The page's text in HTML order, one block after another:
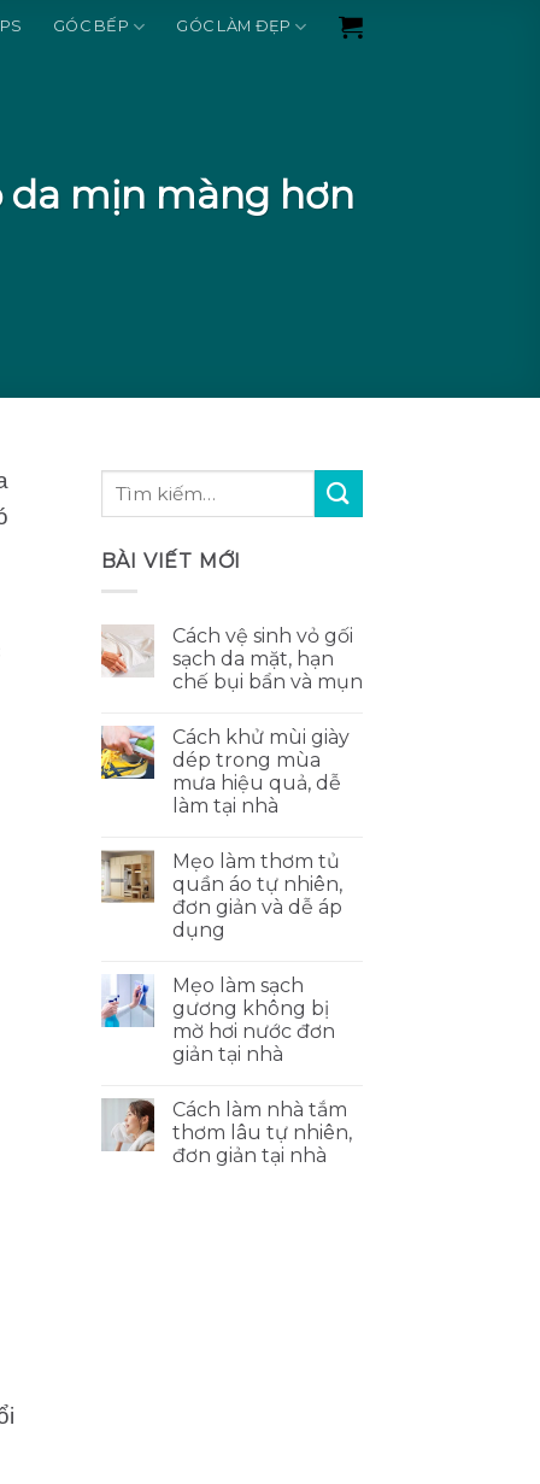
GÓC BẾP GÓC LÀM ĐẸP
da mịn màng hơn
BÀI VIẾT MỚI
Cách vệ sinh vỏ gối
sạch da mặt, hạn
chế bụi bẩn và mụn
Cách khử mùi giày
dép trong mùa
mưa hiệu quả, dễ
làm tại nhà
Mẹo làm thơm tủ
quần áo tự nhiên,
đơn giản và dễ áp
dụng
Mẹo làm sạch
gương không bị
mờ hơi nước đơn
giản tại nhà
Cách làm nhà tắm
thơm lâu tự nhiên,
đơn giản tại nhà